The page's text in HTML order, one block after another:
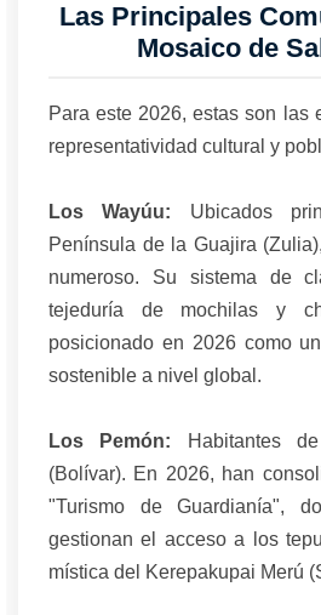
Las Principales
Mosaico de
Para este 2026, estas son las
representatividad cultural y
Los Wayúu: Ubicados
Península de la Guajira
numeroso. Su sistema de
tejeduría de mochilas y
posicionado en 2026 como
sostenible a nivel global.
Los Pemón: Habitantes
(Bolívar). En 2026, han
"Turismo de Guardianía",
gestionan el acceso a los
mística del Kerepakupai Merú